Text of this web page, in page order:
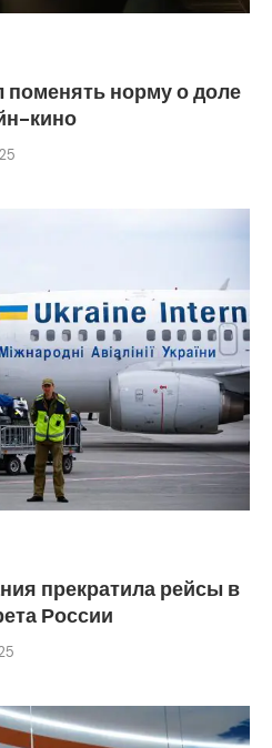
поменять норму о доле
кино
прекратила рейсы в
России